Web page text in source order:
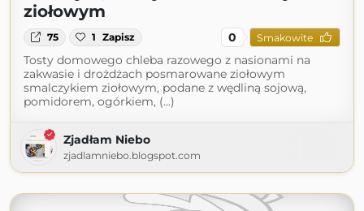
ziołowym
75 1 Zapisz 0 Smakowite
Tosty domowego chleba razowego z nasionami na
zakwasie i drożdżach posmarowane ziołowym
smalczykiem ziołowym, podane z wędliną sojową,
pomidorem, ogórkiem, (...)
Zjadłam Niebo
zjadlamniebo.blogspot.com